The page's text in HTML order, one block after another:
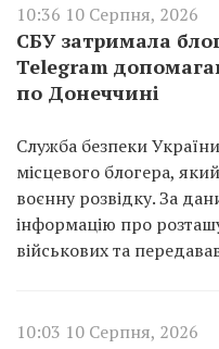
10:36 10 Серпня, 2026
СБУ затримала
Telegram
по Донеччині
Служба безпеки
місцевого блогера,
воєнну розвідку. За
інформацію про
військових та
10:03 10 Серпня, 2026